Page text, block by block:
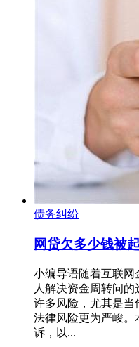
债务纠纷
网贷欠多少钱被
小编导语随着互联网
人解决资金周转问
许多风险，尤其是当
法律风险更为严峻。
诉，以...